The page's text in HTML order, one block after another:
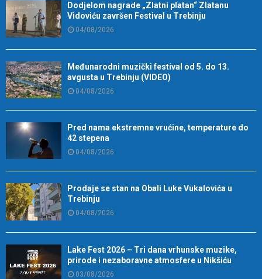
Dodjelom nagrade „Zlatni platan“ Zlatanu
Vidoviću završen Festival u Trebinju
04/08/2026
Međunarodni muzički festival od 5. do 13.
avgusta u Trebinju (VIDEO)
04/08/2026
Pred nama ekstremne vrućine, temperature do
42 stepena
04/08/2026
Prodaje se stan na Obali Luke Vukalovića u
Trebinju
04/08/2026
Lake Fest 2026 – Tri dana vrhunske muzike,
prirode i nezaboravne atmosfere u Nikšiću
03/08/2026